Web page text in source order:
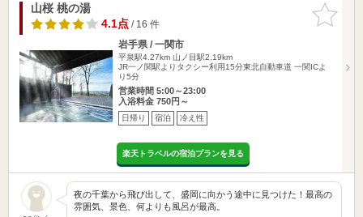
お気に入
りに追加
山桜 桃の湯
4.1点/ 16 件
岩手県 / 一関市
平泉駅4.27km 山ノ目駅2.19km
JR一ノ関駅よりタクシー利用15分東北自動車道 一関ICよ
り5分
営業時間 5:00～23:00
入浴料金 750円～
日帰り 宿泊 冷え性
楽天トラベルの宿泊プランを見る
夜の千葉から飛び出して、盛岡に向かう途中に見つけた！最高の
雰囲気、景色、何よりも風呂が最高。